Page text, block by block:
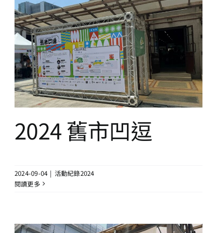
2024 舊市凹逗
活動紀錄2024
2024 舊市凹逗
2024-09-04 | 活動紀錄2024
閱讀更多